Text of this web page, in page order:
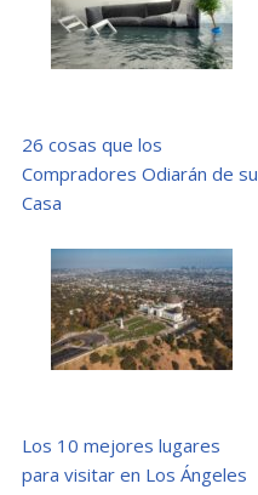
26 cosas que los
Compradores Odiarán de su
Casa
Los 10 mejores lugares
para visitar en Los Ángeles